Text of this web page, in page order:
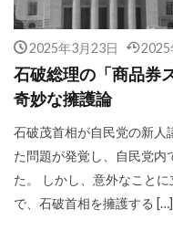
2025年3月23日 2025
石破総理の「商品券
奇妙な擁護論
石破茂首相が自民党の新人
た問題が発覚し、自民党内
た。 しかし、意外なこと
で、石破首相を擁護する […]